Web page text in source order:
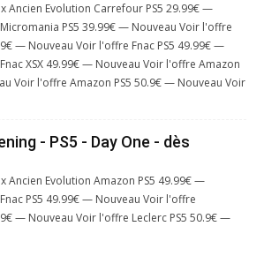
Ancien Evolution Carrefour PS5 29.99€ —
PS5 39.99€ — Nouveau Voir l'offre
— Nouveau Voir l'offre Fnac PS5 49.99€ —
XSX 49.99€ — Nouveau Voir l'offre Amazon
Voir l'offre Amazon PS5 50.9€ — Nouveau Voir
- PS5 - Day One - dès
Ancien Evolution Amazon PS5 49.99€ —
PS5 49.99€ — Nouveau Voir l'offre
— Nouveau Voir l'offre Leclerc PS5 50.9€ —